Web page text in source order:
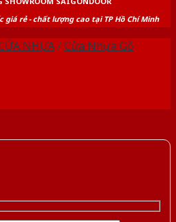
giá rẻ - chất lượng cao tại TP Hồ Chí Minh
NHỰA/Cửa Nhựa Gỗ